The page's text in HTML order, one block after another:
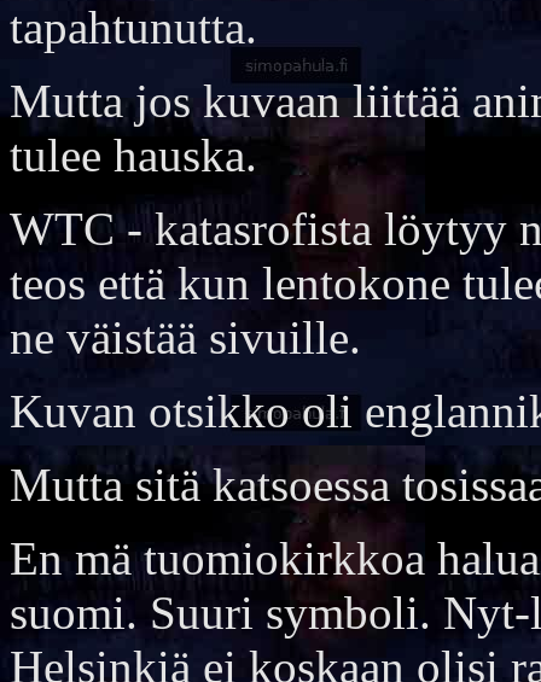
tapahtunutta.
Mutta jos kuvaan liittää
tulee hauska.
WTC - katasrofista löytyy
teos että kun lentokone
ne väistää sivuille.
Kuvan otsikko oli
Mutta sitä katsoessa
En mä tuomiokirkkoa
suomi. Suuri symboli.
Helsinkiä ei koskaan olisi